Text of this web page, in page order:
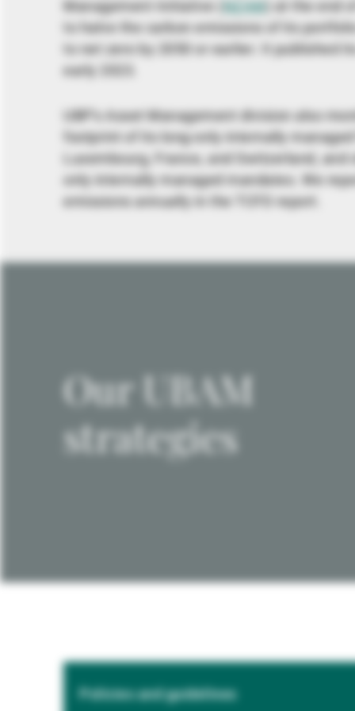
Management Initiative ( NZAM) at the end
to halve the carbon emissions of its
to net zero by 2050 or earlier. It published
early 2023.
UBP’s Asset Management division also
footprint of its long-only internally
Luxembourg, France, and Switzerland,
only internally managed mandates. We
emissions annually in the TCFD report.
Our UBAM
strategies
Policies and guidelines